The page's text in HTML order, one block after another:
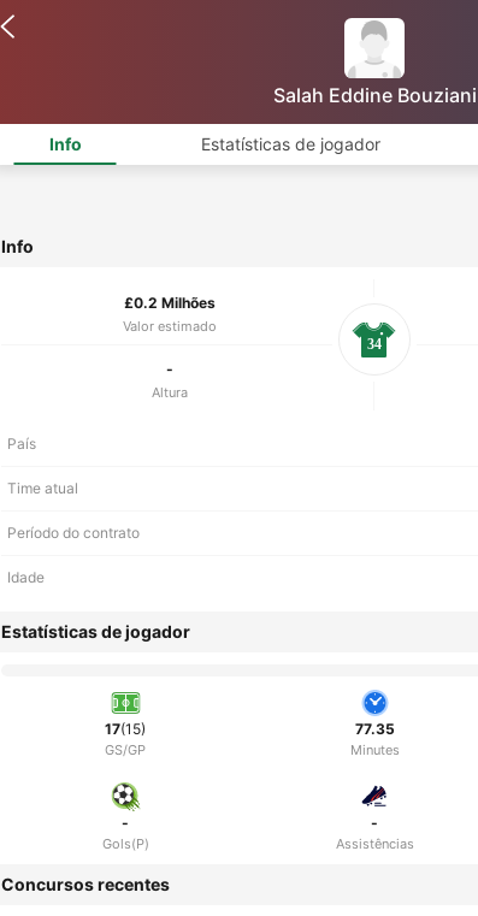
Salah Eddine Bouziani
Info Estatísticas de jogador
Info
£0.2 Milhões
Valor estimado
-
Altura
34
País
Time atual
Período do contrato
Idade
Estatísticas de jogador
17(15)
GS/GP
77.35
Minutes
-
Gols(P)
-
Assistências
Concursos recentes